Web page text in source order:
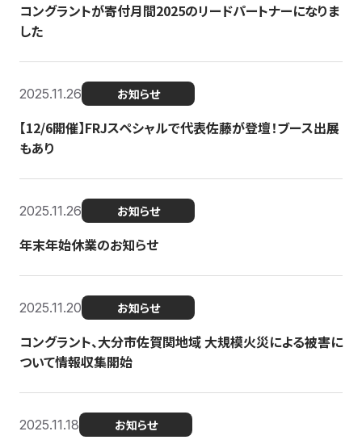
コングラントが寄付月間2025のリードパートナーになりま
した
2025.11.26 お知らせ
【12/6開催】FRJスペシャルで代表佐藤が登壇！ブース出展
もあり
2025.11.26 お知らせ
年末年始休業のお知らせ
2025.11.20 お知らせ
コングラント、大分市佐賀関地域 大規模火災による被害に
ついて情報収集開始
2025.11.18 お知らせ